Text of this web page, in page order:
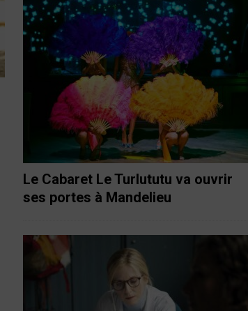
Le Cabaret Le Turlututu va ouvrir
ses portes à Mandelieu